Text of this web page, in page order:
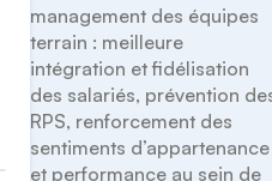
management des équipes
terrain : meilleure
intégration et fidélisation
des salariés, prévention
RPS, renforcement des
sentiments d’appartenance
et performance au sein de